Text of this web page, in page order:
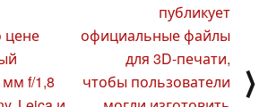
цене
f/1,8
публикует
официальные файлы
для 3D-печати,
чтобы пользователи
⟩